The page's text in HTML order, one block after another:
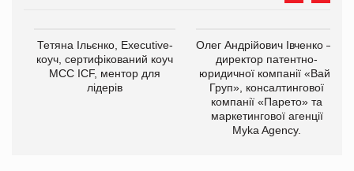
Тетяна Ільєнко, Executive-
коуч, сертифікований коуч
МСС ICF, ментор для
лідерів
Олег Андрійович Івченко —
директор патентно-
юридичної компанії «Вайз
Груп», консалтингової
компанії «Парето» та
маркетингової агенції
Myka Agency.